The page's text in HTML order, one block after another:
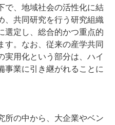
で、地域社会の活性化に結
、共同研究を行う研究組織
選定し、総合的かつ重点的
す。なお、従来の産学共同
実用化という部分は、ハイ
事業に引き継がれることに
所の中から、大企業やベン